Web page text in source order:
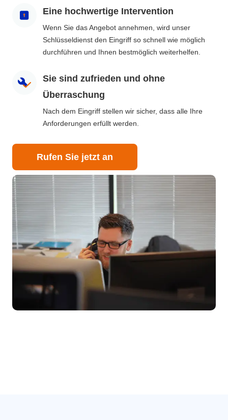
Eine hochwertige Intervention
Wenn Sie das Angebot annehmen, wird unser
Schlüsseldienst den Eingriff so schnell wie möglich
durchführen und Ihnen bestmöglich weiterhelfen.
Sie sind zufrieden und ohne
Überraschung
Nach dem Eingriff stellen wir sicher, dass alle Ihre
Anforderungen erfüllt werden.
Rufen Sie jetzt an